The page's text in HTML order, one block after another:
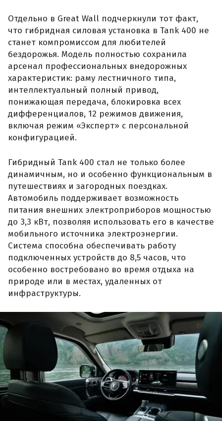
Отдельно в Great Wall подчеркнули тот факт,
что гибридная силовая установка в Tank 400 не
станет компромиссом для любителей
бездорожья. Модель полностью сохранила
арсенал профессиональных внедорожных
характеристик: раму лестничного типа,
интеллектуальный полный привод,
понижающая передача, блокировка всех
дифференциалов, 12 режимов движения,
включая режим «Эксперт» с персональной
конфигурацией.
Гибридный Tank 400 стал не только более
динамичным, но и особенно функциональным в
путешествиях и загородных поездках.
Автомобиль поддерживает возможность
питания внешних электроприборов мощностью
до 3,3 кВт, позволяя использовать его в качестве
мобильного источника электроэнергии.
Система способна обеспечивать работу
подключенных устройств до 8,5 часов, что
особенно востребовано во время отдыха на
природе или в местах, удаленных от
инфраструктуры.